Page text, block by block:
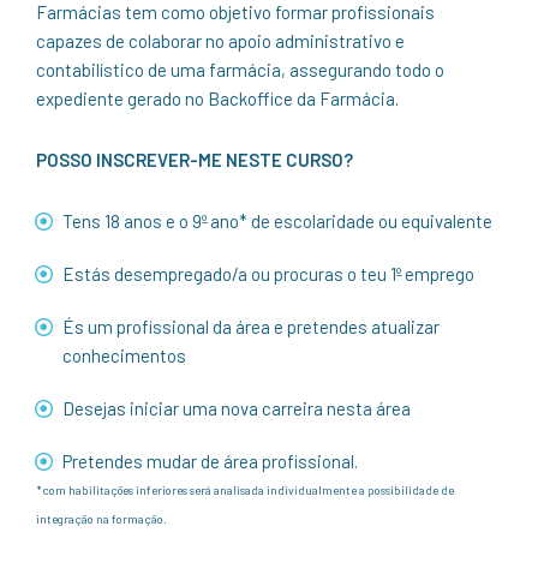
Farmácias tem como objetivo formar profissionais
capazes de colaborar no apoio administrativo e
contabilístico de uma farmácia, assegurando todo o
expediente gerado no Backoffice da Farmácia.
POSSO INSCREVER-ME NESTE CURSO?
Tens 18 anos e o 9º ano* de escolaridade ou equivalente
Estás desempregado/a ou procuras o teu 1º emprego
És um profissional da área e pretendes atualizar
conhecimentos
Desejas iniciar uma nova carreira nesta área
Pretendes mudar de área profissional.
*com habilitações inferiores será analisada individualmente a possibilidade de
integração na formação.